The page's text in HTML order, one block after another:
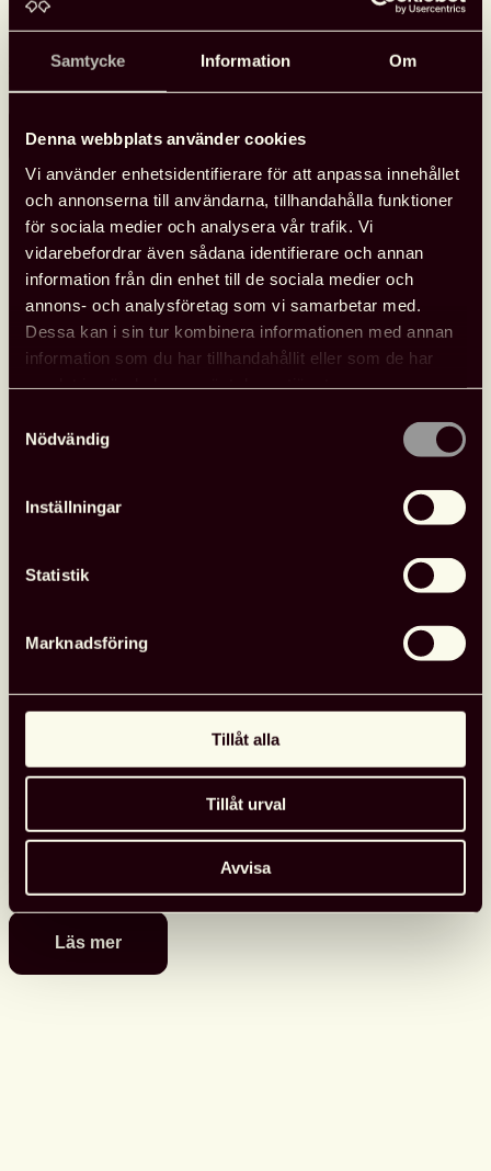
Samtycke Information Om
Denna webbplats använder cookies
Vi använder enhetsidentifierare för att anpassa innehållet
och annonserna till användarna, tillhandahålla funktioner
för sociala medier och analysera vår trafik. Vi
vidarebefordrar även sådana identifierare och annan
information från din enhet till de sociala medier och
annons- och analysföretag som vi samarbetar med.
Dessa kan i sin tur kombinera informationen med annan
information som du har tillhandahållit eller som de har
Nödvändig
Inställningar
Statistik
Marknadsföring
Tillåt alla
Tillåt urval
Avvisa
Kanske har du som skolbibliotekarie tid att läsa och lyssna
om läs- och skrivsvårigheter så här på Läslovet?
3 NOVEMBER, 2021
Läs mer
Tips
angående
dyslexi/läs-
och
skrivsvårigheter
Demokratin och digitaliseringen
”Demokratin och grundbulten”. Nu kommer andra delen i det
som är en antologi; Demokratin och digitaliseringen.
Läs mer
Demokratin
och